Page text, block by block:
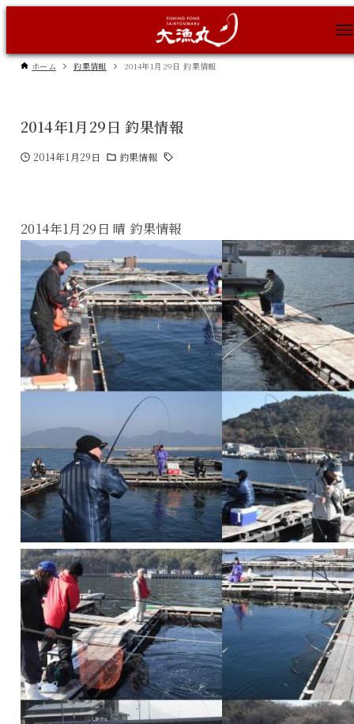
ホーム 釣果情報 2014年1月29日 釣果情報
2014年1月29日 釣果情報
2014年1月29日 釣果情報
2014年1月29日 晴 釣果情報